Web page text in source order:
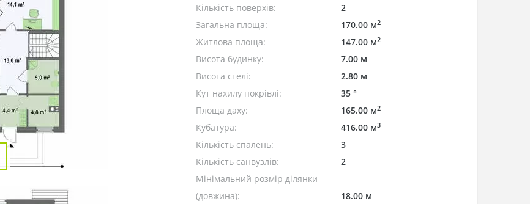
Кількість поверхів:
2
Загальна площа:
170.00 м2
Житлова площа: 147.00 м2
Висота будинку:
7.00 м
Висота стелі:
2.80 м
Кут нахилу покрівлі:
35 °
Площа даху:
165.00 м2
Кубатура: 416.00 м3
Кількість спалень:
3
Кількість санвузлів:
2
Мінімальний розмір ділянки
(довжина):
18.00 м